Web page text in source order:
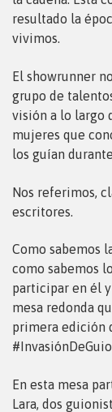
resultado la
vivimos.
El showrunner
grupo de
visión a lo largo
mujeres que
los guían
Nos referimos,
escritores.
Como sabemos
como sabemos
participar en él
mesa redonda
primera edición
En esta mesa
Lara, dos